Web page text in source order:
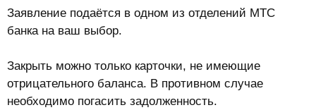
Заявление подаётся в одном из отделений МТС
банка на ваш выбор.
Закрыть можно только карточки, не имеющие
отрицательного баланса. В противном случае
необходимо погасить задолженность.